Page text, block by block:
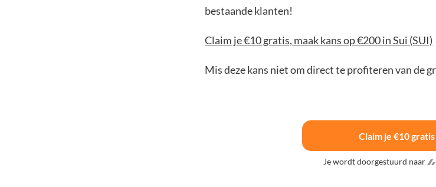
bestaande klanten!
Claim je €10 gratis, maak kans op €200 in Sui (SUI)
Mis deze kans niet om direct te profiteren van de
Claim je €10 gratis
Je wordt doorgestuurd naar